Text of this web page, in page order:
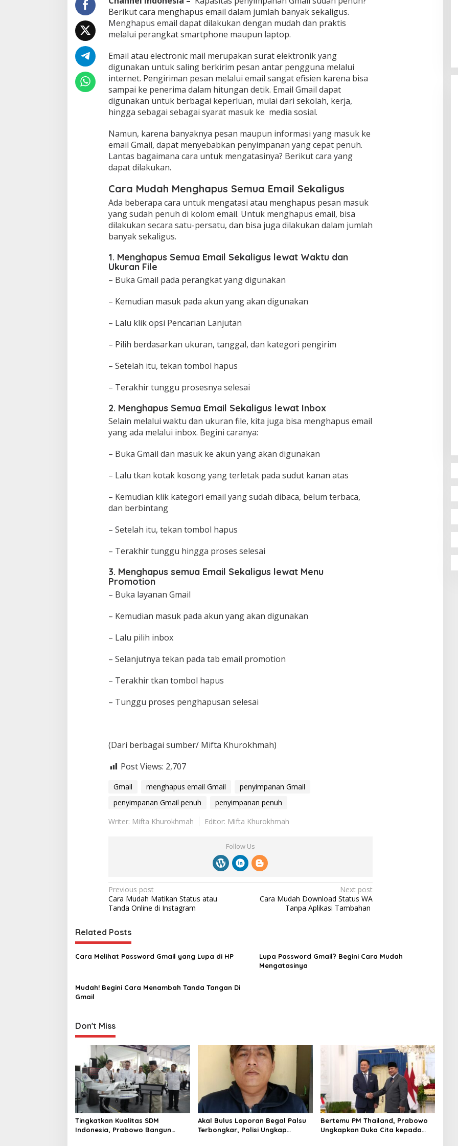
a
i
Berikut cara menghapus email dalam jumlah banyak sekaligus.
Menghapus email dapat dilakukan dengan mudah dan praktis
melalui perangkat smartphone maupun laptop.
Email atau electronic mail merupakan surat elektronik yang
digunakan untuk saling berkirim pesan antar pengguna melalui
internet. Pengiriman pesan melalui email sangat efisien karena bisa
sampai ke penerima dalam hitungan detik. Email Gmail dapat
digunakan untuk berbagai keperluan, mulai dari sekolah, kerja,
hingga sebagai sebagai syarat masuk ke media sosial.
Namun, karena banyaknya pesan maupun informasi yang masuk ke
email Gmail, dapat menyebabkan penyimpanan yang cepat penuh.
Lantas bagaimana cara untuk mengatasinya? Berikut cara yang
dapat dilakukan.
Cara Mudah Menghapus Semua Email Sekaligus
Ada beberapa cara untuk mengatasi atau menghapus pesan masuk
yang sudah penuh di kolom email. Untuk menghapus email, bisa
dilakukan secara satu-persatu, dan bisa juga dilakukan dalam jumlah
banyak sekaligus.
1. Menghapus Semua Email Sekaligus lewat Waktu dan
Ukuran File
– Buka Gmail pada perangkat yang digunakan
– Kemudian masuk pada akun yang akan digunakan
– Lalu klik opsi Pencarian Lanjutan
– Pilih berdasarkan ukuran, tanggal, dan kategori pengirim
– Setelah itu, tekan tombol hapus
– Terakhir tunggu prosesnya selesai
2. Menghapus Semua Email Sekaligus lewat Inbox
Selain melalui waktu dan ukuran file, kita juga bisa menghapus email
yang ada melalui inbox. Begini caranya:
– Buka Gmail dan masuk ke akun yang akan digunakan
– Lalu tkan kotak kosong yang terletak pada sudut kanan atas
– Kemudian klik kategori email yang sudah dibaca, belum terbaca,
dan berbintang
– Setelah itu, tekan tombol hapus
– Terakhir tunggu hingga proses selesai
3. Menghapus semua Email Sekaligus lewat Menu
Promotion
– Buka layanan Gmail
– Kemudian masuk pada akun yang akan digunakan
– Lalu pilih inbox
– Selanjutnya tekan pada tab email promotion
– Terakhir tkan tombol hapus
– Tunggu proses penghapusan selesai
(Dari berbagai sumber/ Mifta Khurokhmah)
Post Views: 2,707
Gmail menghapus email Gmail
penyimpanan Gmail
penyimpanan Gmail penuh
penyimpanan penuh
Writer: Mifta Khurokhmah
Editor: Mifta Khurokhmah
Follow Us
P
o
t
n
a
i
a
t
i
o
n
Previous post
Cara Mudah Matikan Status atau
Tanda Online di ‎Instagram ‎
Next post
Cara Mudah Download Status WA
Tanpa Aplikasi Tambahan ‎
Related Posts
Cara Melihat Password Gmail yang Lupa di HP
Lupa Password Gmail? Begini Cara Mudah
Mengatasinya
Mudah! Begini Cara Menambah Tanda Tangan Di
Gmail
Don't Miss
Tingkatkan Kualitas SDM
Indonesia, Prabowo Bangun
Akal Bulus Laporan Begal Palsu
Terbongkar, Polisi Ungkap
Bertemu PM Thailand, Prabowo
Ungkapkan Duka Cita kepada
Pria Diduga Bunuh Diri di Jalur Rel
KA Blambangan-Pasar Senen,